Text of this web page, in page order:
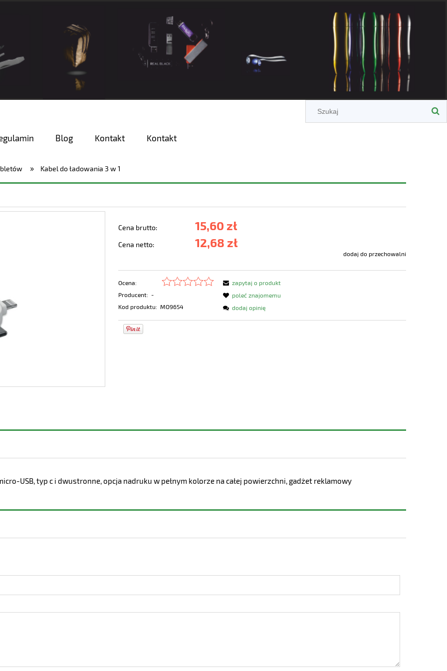
Blog Kontakt Kontakt
» Kabel do ładowania 3 w 1
Cena brutto: 15,60 zł
Cena netto: 12,68 zł
dodaj do przechowalni
Ocena:
Producent: -
Kod produktu: MO9654
zapytaj o produkt
poleć znajomemu
dodaj opinię
micro-USB, typ c i dwustronne, opcja nadruku w pełnym kolorze na całej powierzchni, gadżet reklamowy